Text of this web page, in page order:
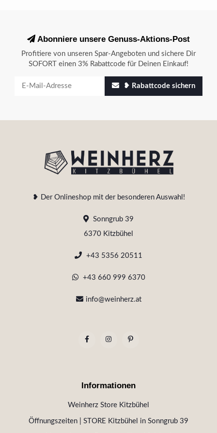
Abonniere unsere Genuss-Aktions-Post
Profitiere von unseren Spar-Angeboten und sichere Dir
SOFORT einen 3% Rabattcode für Deinen Einkauf!
❥ Rabattcode sichern
❥ Der Onlineshop mit der besonderen Auswahl!
Sonngrub 39
6370 Kitzbühel
+43 5356 20511
+43 660 999 6370
info@weinherz.at
Informationen
Weinherz Store Kitzbühel
Öffnungszeiten | STORE Kitzbühel in Sonngrub 39